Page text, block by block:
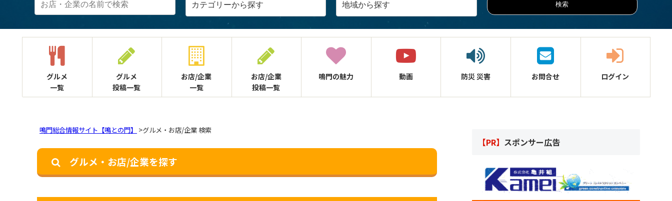
グルメ
一覧
グルメ
投稿一覧
お店/企業
一覧
お店/企業
投稿一覧
鳴門の魅力 動画 防災災害 お問合せ ログイン
鳴門総合情報サイト【鳴との門】 >グルメ・お店/企業 検索
グルメ・お店/企業を探す
【PR】 スポンサー広告